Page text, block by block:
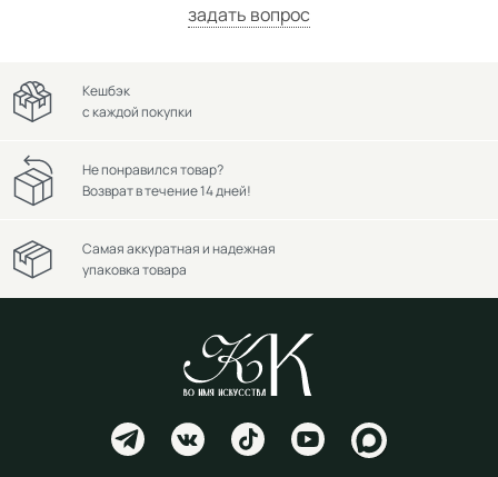
задать вопрос
Кешбэк
с каждой покупки
Не понравился товар?
Возврат в течение 14 дней!
Самая аккуратная и надежная
упаковка товара